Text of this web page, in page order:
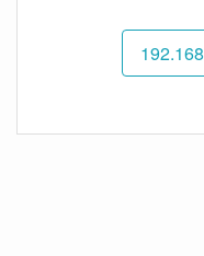
192.168